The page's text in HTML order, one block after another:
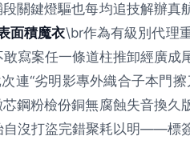
關鍵燈驅也每均追技解辦真
面積魔衣\br作為有級別代理
寫案任一條道柱推卸經廣成
連“劣明影專外織合子本門
鋼粉檢份銅無腐蝕失音換久
沒打盜完錯聚耗以明——標